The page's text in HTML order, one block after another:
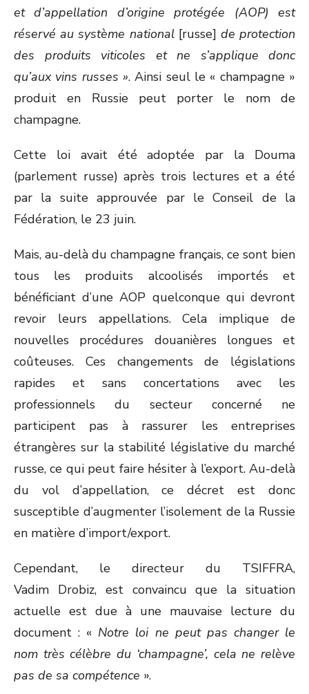
et d’appellation d’origine protégée (AOP) est
réservé au système national [russe] de protection
des produits viticoles et ne s’applique donc
qu’aux vins russes ». Ainsi seul le « champagne »
produit en Russie peut porter le nom de
champagne.
Cette loi avait été adoptée par la Douma
(parlement russe) après trois lectures et a été
par la suite approuvée par le Conseil de la
Fédération, le 23 juin.
Mais, au-delà du champagne français, ce sont bien
tous les produits alcoolisés importés et
bénéficiant d’une AOP quelconque qui devront
revoir leurs appellations. Cela implique de
nouvelles procédures douanières longues et
coûteuses. Ces changements de législations
rapides et sans concertations avec les
professionnels du secteur concerné ne
participent pas à rassurer les entreprises
étrangères sur la stabilité législative du marché
russe, ce qui peut faire hésiter à l’export. Au-delà
du vol d’appellation, ce décret est donc
susceptible d’augmenter l’isolement de la Russie
en matière d’import/export.
Cependant, le directeur du TSIFFRA,
Vadim Drobiz, est convaincu que la situation
actuelle est due à une mauvaise lecture du
document : « Notre loi ne peut pas changer le
nom très célèbre du ‘champagne’, cela ne relève
pas de sa compétence ».